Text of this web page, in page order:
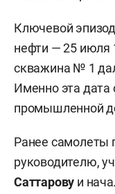
Ключевой
нефти — 25 июля
скважина № 1
Именно эта дата
промышленной
Ранее самолеты
руководителю,
Саттарову и